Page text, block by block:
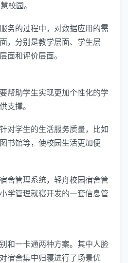
校园。
务的过程中，对数据应用的需
，分别是教学层面、学生层
面和评价层面。
帮助学生实现更加个性化的学
支撑。
对学生的生活服务质量，比如
书馆等，使校园生活更加便
舍管理系统，轻舟校园宿舍管
学管理就寝开发的一套信息管
和一卡通两种方案。其中人脸
宿舍集中归寝进行了场景优